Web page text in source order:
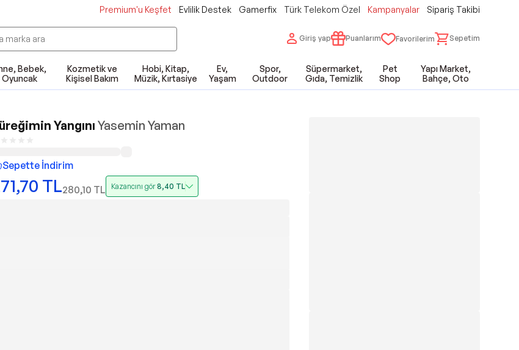
Premium'u Keşfet Evlilik Destek Gamerfix Türk Telekom Özel Kampanyalar Sipariş Takibi
Giriş yap Puanlarım Favorilerim Sepetim
Bebek,
Oyuncak
Kozmetik ve
Kişisel Bakım
Hobi, Kitap,
Müzik, Kırtasiye
Ev,
Yaşam
Spor,
Outdoor
Süpermarket,
Gıda, Temizlik
Pet
Shop
Yapı Market,
Bahçe, Oto
Yangını Yasemin Yaman
Sepette İndirim
TL280,10 TL Kazancını gör8,40 TL